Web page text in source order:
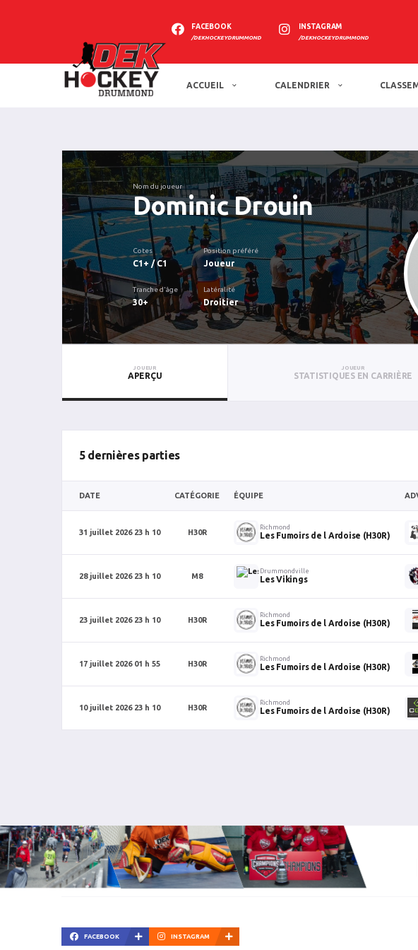
FACEBOOK
/DEKHOCKEYDRUMMOND
INSTAGRAM
/DEKHOCKEYDRUMMOND
ACCUEIL CALENDRIER
Nom du joueur
Dominic Drouin
Cotes
C1+ / C1
Position préféré
Joueur
Tranche d'âge
30+
Latéralité
Droitier
JOUEUR
APERÇU
JOUEUR
STATISTIQUES EN CARRIÈRE
5 dernières parties
DATE CATÉGORIE ÉQUIPE
31 juillet 2026 23 h 10 H30R
Richmond
Les Fumoirs de l Ardoise (H30R)
28 juillet 2026 23 h 10 M8
Drummondville
Les Vikings
23 juillet 2026 23 h 10 H30R
Richmond
Les Fumoirs de l Ardoise (H30R)
17 juillet 2026 01 h 55 H30R
Richmond
Les Fumoirs de l Ardoise (H30R)
10 juillet 2026 23 h 10 H30R
Richmond
Les Fumoirs de l Ardoise (H30R)
FACEBOOK INSTAGRAM